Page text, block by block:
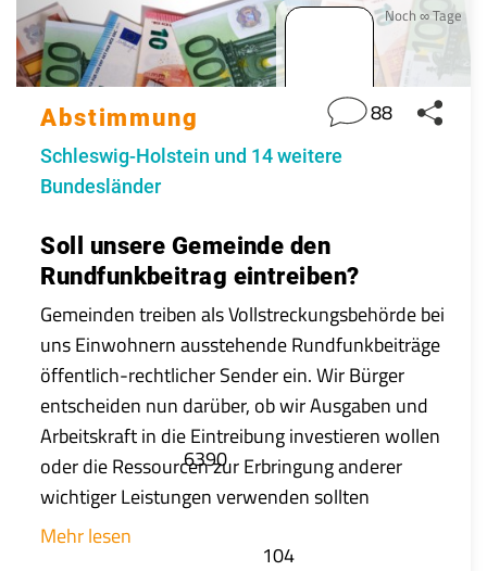
Noch ∞ Tage
Abstimmung 88
Schleswig-Holstein und 14 weitere
Bundesländer
Soll unsere Gemeinde den
Rundfunkbeitrag eintreiben?
Gemeinden treiben als Vollstreckungsbehörde bei
uns Einwohnern ausstehende Rundfunkbeiträge
öffentlich-rechtlicher Sender ein. Wir Bürger
entscheiden nun darüber, ob wir Ausgaben und
Arbeitskraft in die Eintreibung investieren wollen
oder die Ressourcen zur Erbringung anderer
wichtiger Leistungen verwenden sollten
Mehr lesen
6390
104